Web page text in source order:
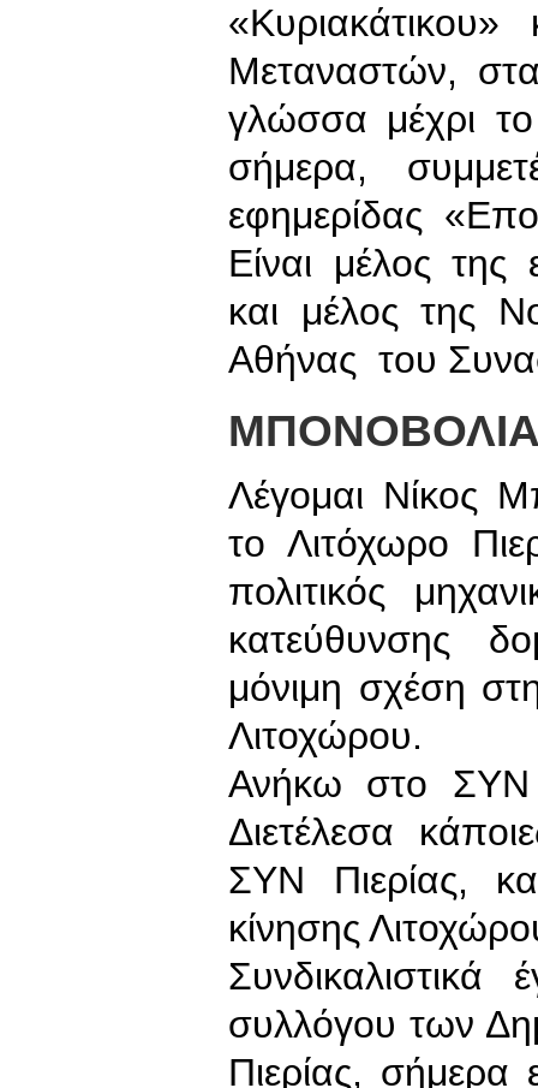
Μεταναστών,
γλώσσα μέχρι
σήμερα,
εφημερίδας
Είναι μέλος
και μέλος της
Αθήνας του
Λέγομαι Νίκος
το Λιτόχωρο
πολιτικός
κατεύθυνσης
μόνιμη σχέση
Λιτοχώρου.
Ανήκω στο ΣΥΝ
Διετέλεσα
ΣΥΝ Πιερίας,
κίνησης
συλλόγου των
Πιερίας, σήμερα